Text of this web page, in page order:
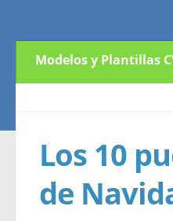
Modelos y Plantillas
Los 10
de